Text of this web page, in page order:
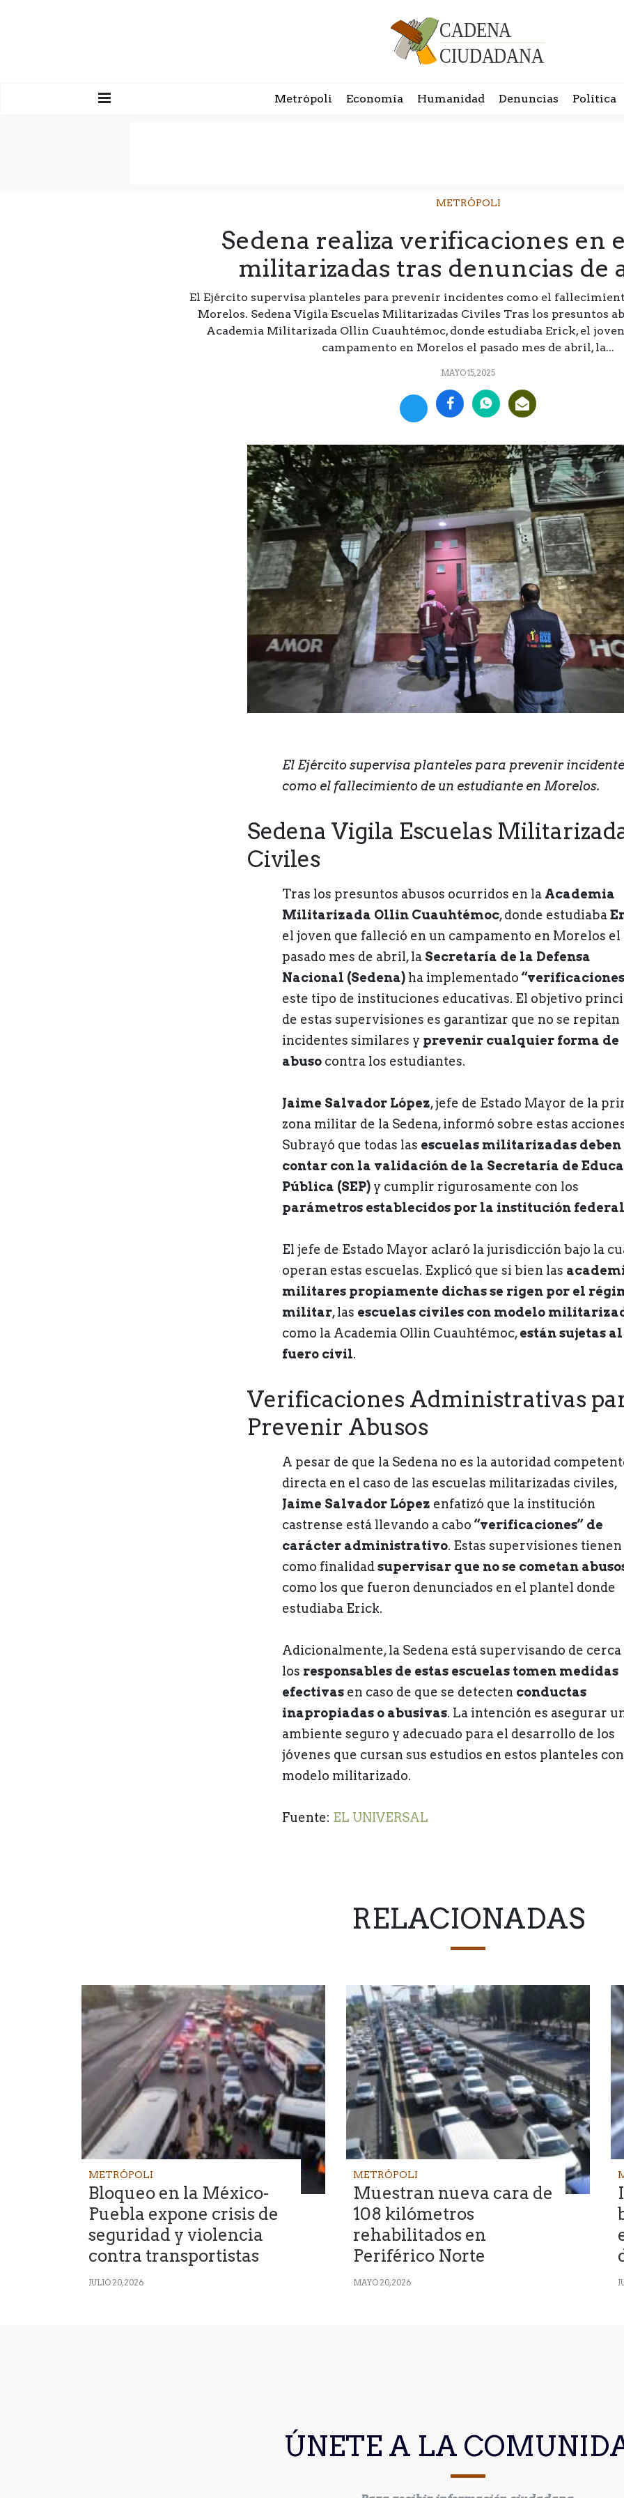
Metrópoli Economía Humanidad Denuncias Política
METRÓPOLI
Sedena realiza verificaciones en
militarizadas tras denuncias de
El Ejército supervisa planteles para prevenir incidentes como el
Morelos. Sedena Vigila Escuelas Militarizadas Civiles Tras los presuntos
Academia Militarizada Ollin Cuauhtémoc, donde estudiaba Erick, el
campamento en Morelos el pasado mes de abril, la...
MAYO 15, 2025
El Ejército supervisa planteles para prevenir
como el fallecimiento de un estudiante en Morelos.
Sedena Vigila Escuelas
Civiles
Tras los presuntos abusos ocurridos en la Academia
Militarizada Ollin Cuauhtémoc, donde estudiaba
el joven que falleció en un campamento en Morelos el
pasado mes de abril, la Secretaría de la Defensa
Nacional (Sedena)ha implementado
este tipo de instituciones educativas. El objetivo
de estas supervisiones es garantizar que no se repitan
incidentes similares y prevenir cualquier forma de
abusocontra los estudiantes.
Jaime Salvador López, jefe de Estado Mayor de la
zona militar de la Sedena, informó sobre estas
Subrayó que todas las escuelas militarizadas deben
contar con la validación de la Secretaría de
Pública (SEP)y cumplir rigurosamente con los
parámetros establecidos por la institución federal
El jefe de Estado Mayor aclaró la jurisdicción bajo la
operan estas escuelas. Explicó que si bien las
militares propiamente dichas se rigen por el
militar, las escuelas civiles con modelo
como la Academia Ollin Cuauhtémoc,están sujetas al
fuero civil.
Verificaciones Administrativas
Prevenir Abusos
A pesar de que la Sedena no es la autoridad
directa en el caso de las escuelas militarizadas civiles,
Jaime Salvador López enfatizó que la institución
castrense está llevando a cabo “verificaciones” de
carácter administrativo. Estas supervisiones tienen
como finalidadsupervisar que no se cometan
como los que fueron denunciados en el plantel donde
estudiaba Erick.
Adicionalmente, la Sedena está supervisando de cerca
los responsables de estas escuelas tomen medidas
efectivasen caso de que se detecten conductas
inapropiadas o abusivas. La intención es asegurar
ambiente seguro y adecuado para el desarrollo de los
jóvenes que cursan sus estudios en estos planteles con
modelo militarizado.
Fuente: EL UNIVERSAL
RELACIONADAS
METRÓPOLI
Bloqueo en la México-
Puebla expone crisis de
seguridad y violencia
contra transportistas
JULIO 20, 2026
METRÓPOLI
Muestran nueva cara de
108 kilómetros
rehabilitados en
Periférico Norte
MAYO 20, 2026
ÚNETE A LA